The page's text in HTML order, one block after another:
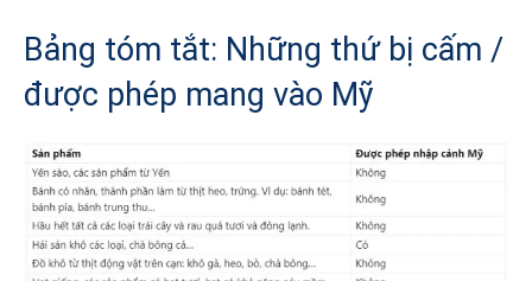
Bảng tóm tắt: Những thứ bị cấm /
được phép mang vào Mỹ